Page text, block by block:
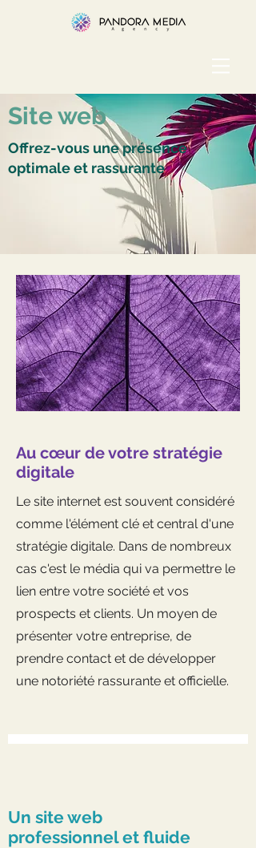
Site web
Offrez-vous une présence
optimale et rassurante
Au cœur de votre stratégie
digitale
Le site internet est souvent considéré
comme l'élément clé et central d'une
stratégie digitale. Dans de nombreux
cas c'est le média qui va permettre le
lien entre votre société et vos
prospects et clients. Un moyen de
présenter votre entreprise, de
prendre contact et de développer
une notoriété rassurante et officielle.
Un site web
professionnel et fluide